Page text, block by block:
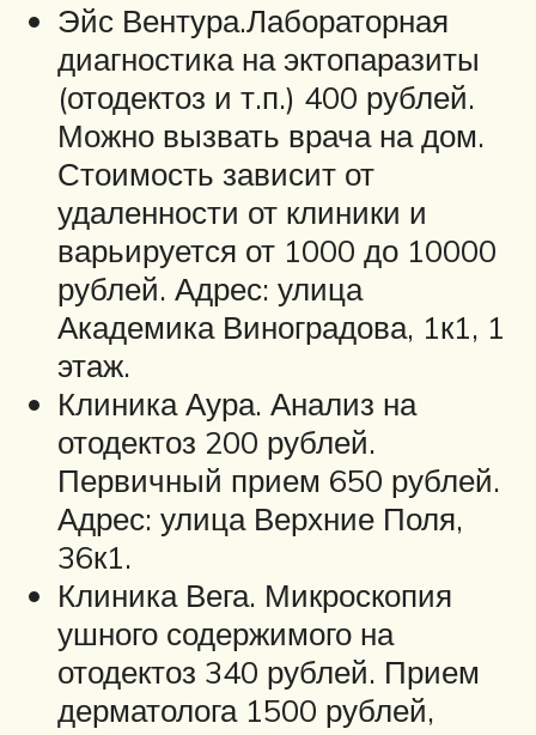
Эйс Вентура.Лабораторная
диагностика на эктопаразиты
(отодектоз и т.п.) 400 рублей.
Можно вызвать врача на дом.
Стоимость зависит от
удаленности от клиники и
варьируется от 1000 до 10000
рублей. Адрес: улица
Академика Виноградова, 1к1, 1
этаж.
Клиника Аура. Анализ на
отодектоз 200 рублей.
Первичный прием 650 рублей.
Адрес: улица Верхние Поля,
36к1.
Клиника Вега. Микроскопия
ушного содержимого на
отодектоз 340 рублей. Прием
дерматолога 1500 рублей,